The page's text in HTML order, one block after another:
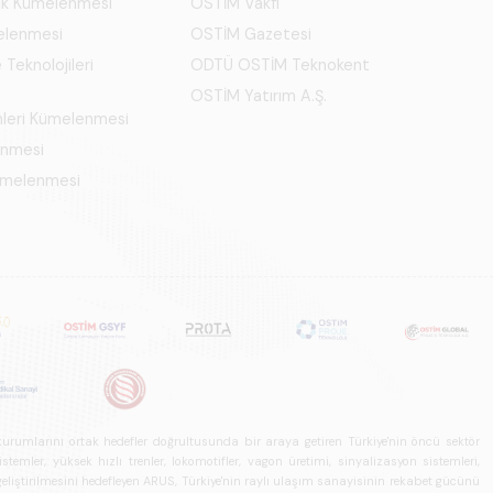
Teknolojileri
Kümelenmesi
OSTİM Gazetesi
ODTÜ OSTİM Teknokent
OSTİM Yatırım A.Ş.
ortak hedefler doğrultusunda bir araya getiren Türkiye'nin öncü sektör
yüksek hızlı trenler, lokomotifler, vagon üretimi, sinyalizasyon sistemleri,
hedefleyen ARUS, Türkiye'nin raylı ulaşım sanayisinin rekabet gücünü